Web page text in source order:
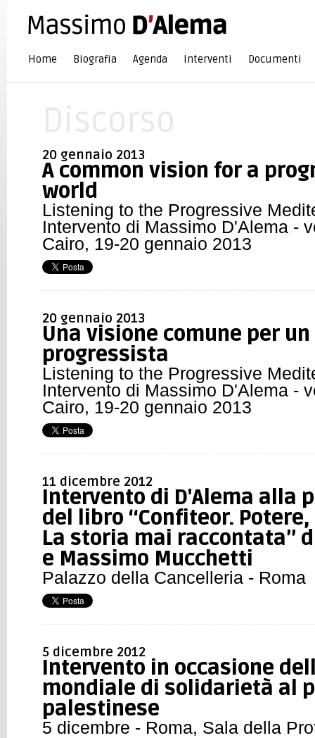
Home Biografia Agenda Interventi Documenti
20 gennaio 2013
A common vision for a
world
Listening to the Progressive
Intervento di Massimo D'Alema -
Cairo, 19-20 gennaio 2013
20 gennaio 2013
Una visione comune per
progressista
Listening to the Progressive
Intervento di Massimo D'Alema -
Cairo, 19-20 gennaio 2013
11 dicembre 2012
Intervento di D'Alema alla
del libro “Confiteor.
La storia mai raccontata”
e Massimo Mucchetti
Palazzo della Cancelleria - Roma
5 dicembre 2012
Intervento in occasione
mondiale di solidarietà al
palestinese
5 dicembre - Roma, Sala della